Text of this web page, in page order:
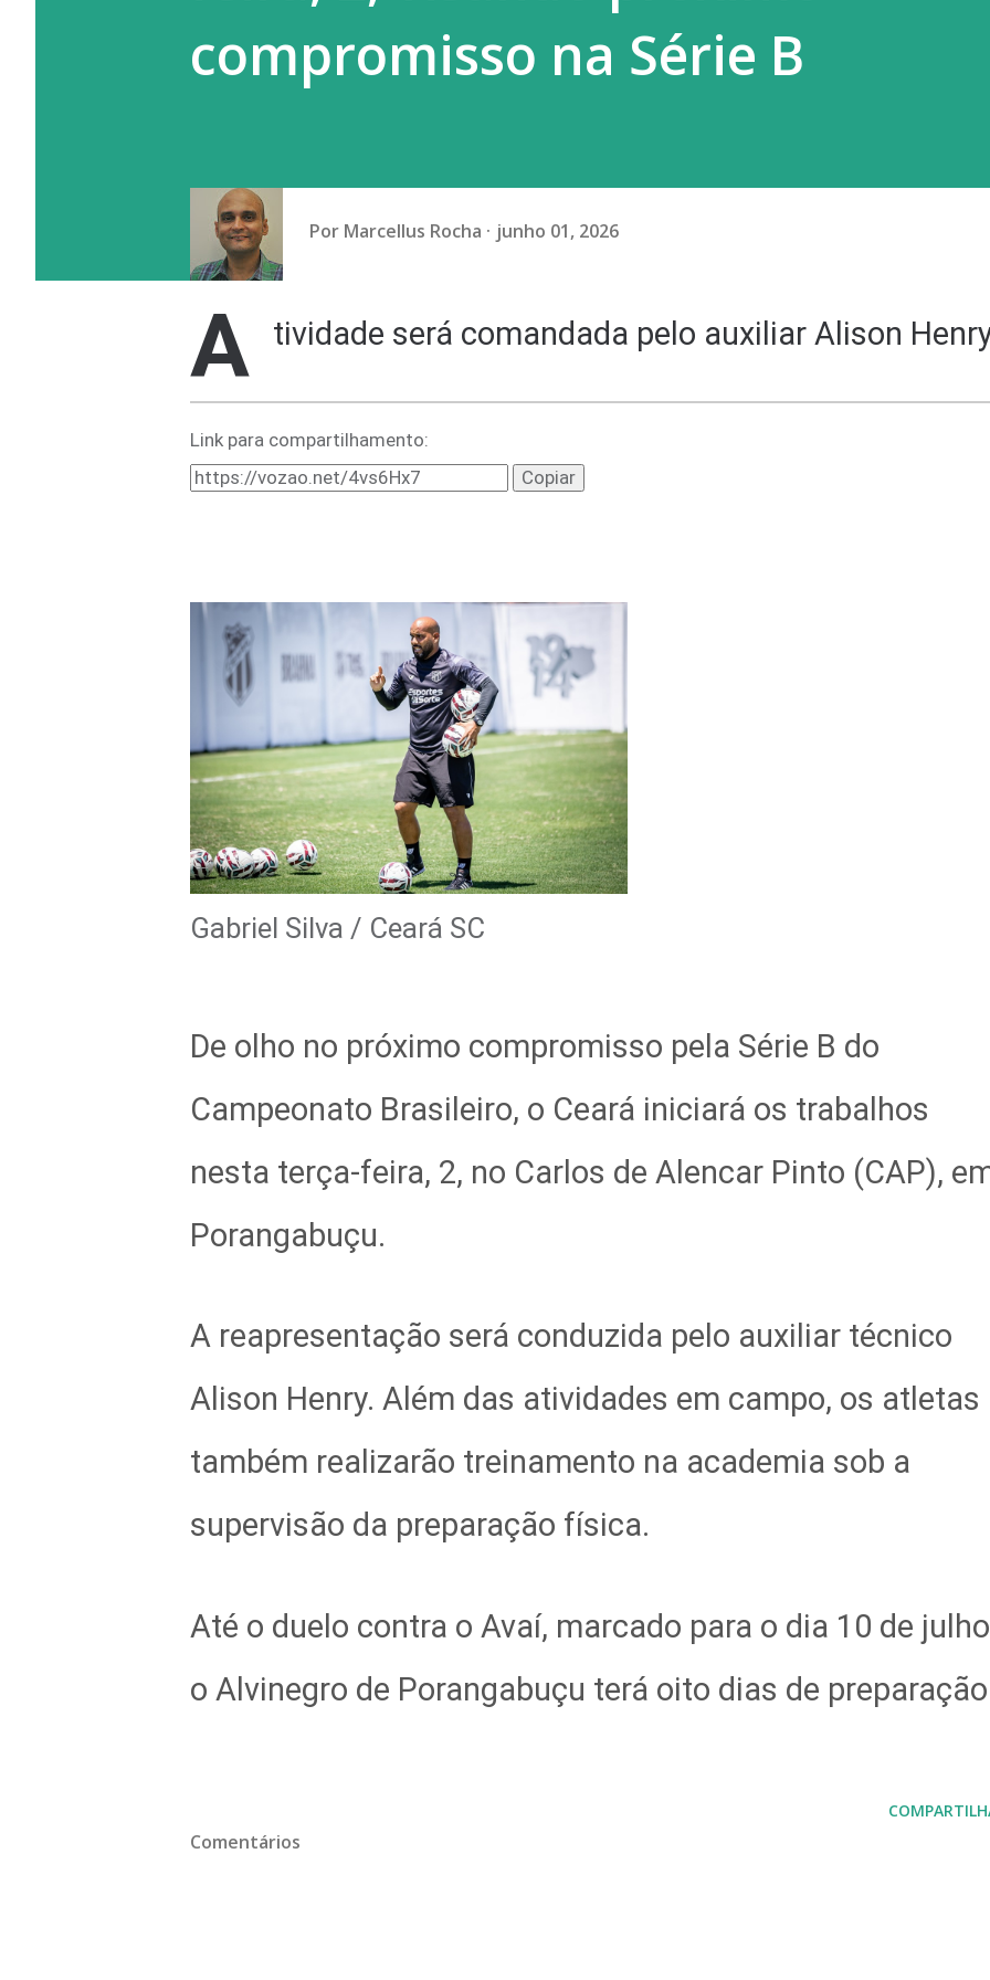
compromisso na Série B
Por Marcellus Rocha junho 01, 2026
A tividade será comandada pelo auxiliar Alison
Link para compartilhamento:
Copiar
Gabriel Silva / Ceará SC
De olho no próximo compromisso pela Série B do
Campeonato Brasileiro, o Ceará iniciará os trabalhos
nesta terça-feira, 2, no Carlos de Alencar Pinto (CAP),
Porangabuçu.
A reapresentação será conduzida pelo auxiliar técnico
Alison Henry. Além das atividades em campo, os atletas
também realizarão treinamento na academia sob a
supervisão da preparação física.
Até o duelo contra o Avaí, marcado para o dia 10 de
o Alvinegro de Porangabuçu terá oito dias de
Comentários